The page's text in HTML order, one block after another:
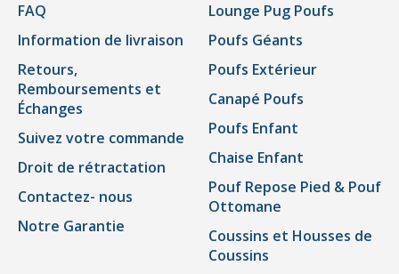
FAQ
Information de livraison
Retours,
Remboursements et
Échanges
Suivez votre commande
Droit de rétractation
Contactez- nous
Notre Garantie
Lounge Pug Poufs
Poufs Géants
Poufs Extérieur
Canapé Poufs
Poufs Enfant
Chaise Enfant
Pouf Repose Pied & Pouf
Ottomane
Coussins et Housses de
Coussins